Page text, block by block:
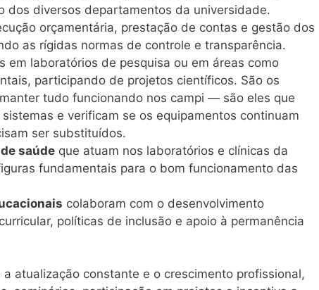
dos diversos departamentos da universidade.
orçamentária, prestação de contas e gestão dos
as rígidas normas de controle e transparência.
em laboratórios de pesquisa ou em áreas como
participando de projetos científicos. São os
tudo funcionando nos campi — são eles que
e verificam se os equipamentos continuam
ser substituídos.
saúde que atuam nos laboratórios e clínicas da
fundamentais para o bom funcionamento das
colaboram com o desenvolvimento
políticas de inclusão e apoio à permanência
atualização constante e o crescimento profissional,